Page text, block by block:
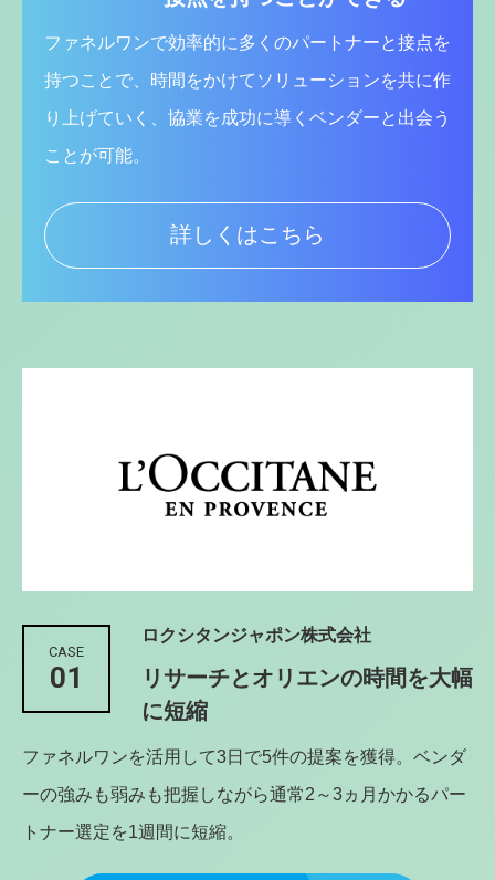
ファネルワンで効率的に多くのパートナーと接点を
持つことで、時間をかけてソリューションを共に作
り上げていく、協業を成功に導くベンダーと出会う
ことが可能。
詳しくはこちら
CASE
01
ロクシタンジャポン株式会社
リサーチとオリエンの時間を大幅
に短縮
ファネルワンを活用して3日で5件の提案を獲得。ベンダ
ーの強みも弱みも把握しながら通常2～3ヵ月かかるパー
トナー選定を1週間に短縮。